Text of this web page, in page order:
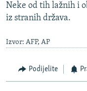
Neke od tih lažnih i
iz stranih država.
Izvor: AFP, AP
Podijelite